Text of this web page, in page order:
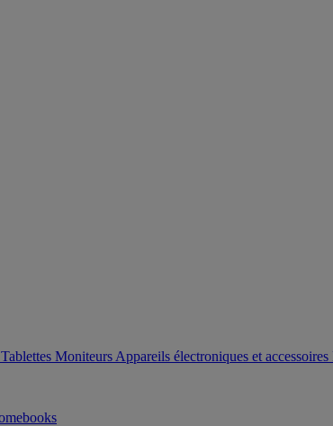
Tablettes Moniteurs Appareils électroniques et accessoires